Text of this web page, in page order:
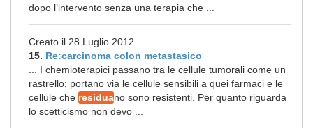
dopo l’intervento senza una terapia che ...
Creato il 28 Luglio 2012
15. Re:carcinoma colon metastasico
... I chemioterapici passano tra le cellule tumorali come un
rastrello; portano via le cellule sensibili a quei farmaci e le
cellule che residuano sono resistenti. Per quanto riguarda
lo scetticismo non devo ...